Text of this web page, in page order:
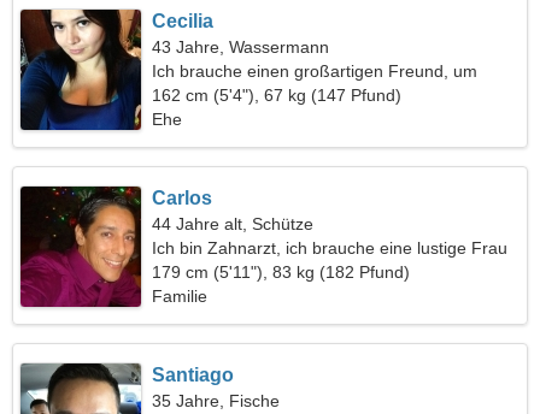
Cecilia
43 Jahre, Wassermann
Ich brauche einen großartigen Freund, um
zusammen zu tanzen
162 cm (5'4"), 67 kg (147 Pfund)
Ehe
Carlos
44 Jahre alt, Schütze
Ich bin Zahnarzt, ich brauche eine lustige Frau
179 cm (5'11"), 83 kg (182 Pfund)
Familie
Santiago
35 Jahre, Fische